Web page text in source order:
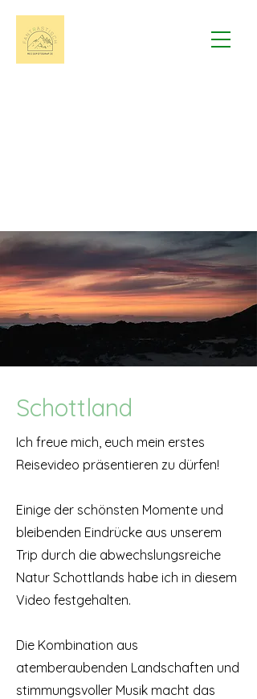
Schottland
Ich freue mich, euch mein erstes
Reisevideo präsentieren zu dürfen!
Einige der schönsten Momente und
bleibenden Eindrücke aus unserem
Trip durch die abwechslungsreiche
Natur Schottlands habe ich in diesem
Video festgehalten.
Die Kombination aus
atemberaubenden Landschaften und
stimmungsvoller Musik macht das